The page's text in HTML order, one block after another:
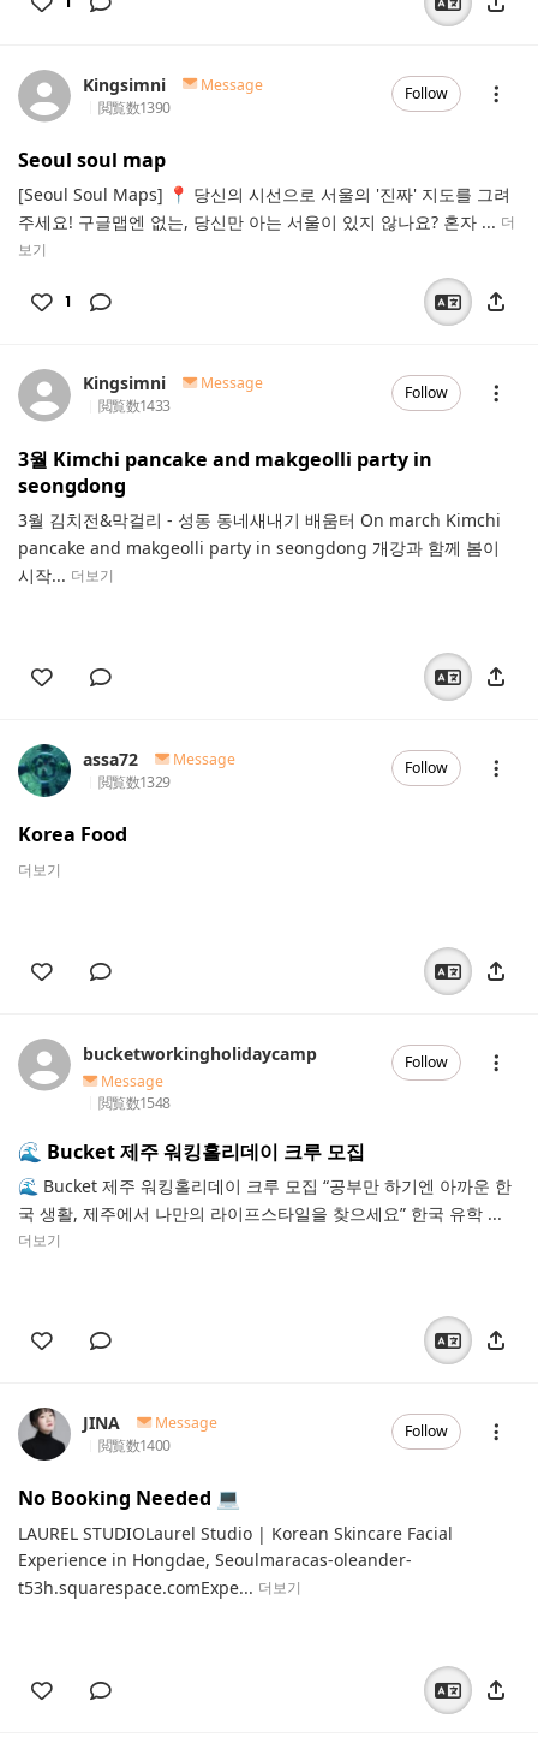
Kingsimni
Message
閲覧数1390
Follow
Seoul soul map
[Seoul Soul Maps] 📍 당신의 시선으로 서울의 '진짜' 지도를 그려
주세요! 구글맵엔 없는, 당신만 아는 서울이 있지 않나요? 혼자 ... 더
보기
1
Kingsimni
Message
閲覧数1433
Follow
3월 Kimchi pancake and makgeolli party in
seongdong
3월 김치전&막걸리 - 성동 동네새내기 배움터 On march Kimchi
pancake and makgeolli party in seongdong 개강과 함께 봄이
시작... 더보기
assa72
Message
閲覧数1329
Follow
Korea Food
더보기
bucketworkingholidaycamp
Message
閲覧数1548
Follow
🌊 Bucket 제주 워킹홀리데이 크루 모집
🌊 Bucket 제주 워킹홀리데이 크루 모집 “공부만 하기엔 아까운 한
국 생활, 제주에서 나만의 라이프스타일을 찾으세요” 한국 유학 ...
더보기
JINA
Message
閲覧数1400
Follow
No Booking Needed 💻
LAUREL STUDIOLaurel Studio | Korean Skincare Facial
Experience in Hongdae, Seoulmaracas-oleander-
t53h.squarespace.comExpe... 더보기